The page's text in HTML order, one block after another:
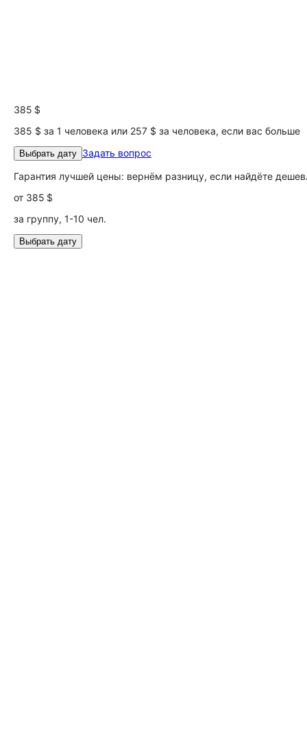
385 $
385 $ за 1 человека или 257 $ за человека, если вас больше
Выбрать дату Задать вопрос
Гарантия лучшей цены: вернём разницу, если найдёте
от 385 $
за группу, 1-10 чел.
Выбрать дату